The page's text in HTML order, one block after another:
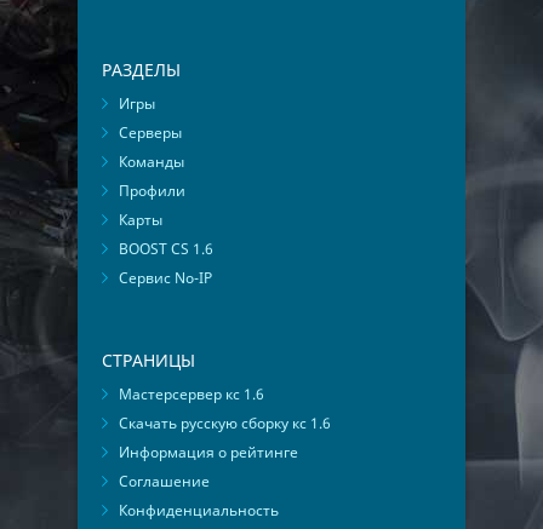
РАЗДЕЛЫ
Игры
Серверы
Команды
Профили
Карты
BOOST CS 1.6
Сервис No-IP
СТРАНИЦЫ
Мастерсервер кс 1.6
Скачать русскую сборку кс 1.6
Информация о рейтинге
Соглашение
Конфиденциальность